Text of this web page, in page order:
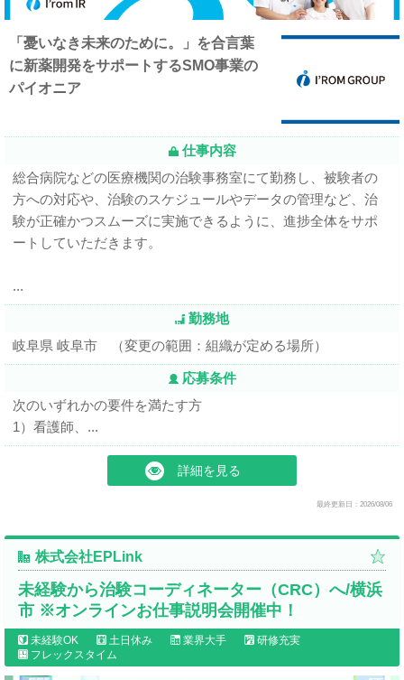
「憂いなき未来のために。」を合言葉
に新薬開発をサポートするSMO事業の
パイオニア
仕事内容
総合病院などの医療機関の治験事務室にて勤務し、被験者の
方への対応や、治験のスケジュールやデータの管理など、治
験が正確かつスムーズに実施できるように、進捗全体をサポ
ートしていただきます。
...
勤務地
岐阜県 岐阜市 （変更の範囲：組織が定める場所）
応募条件
次のいずれかの要件を満たす方
1）看護師、...
詳細を見る
最終更新日：2026/08/06
株式会社EPLink
未経験から治験コーディネーター（CRC）へ/横浜
市 ※オンラインお仕事説明会開催中！
未経験OK 土日休み 業界大手
研修充実
フレックスタイム